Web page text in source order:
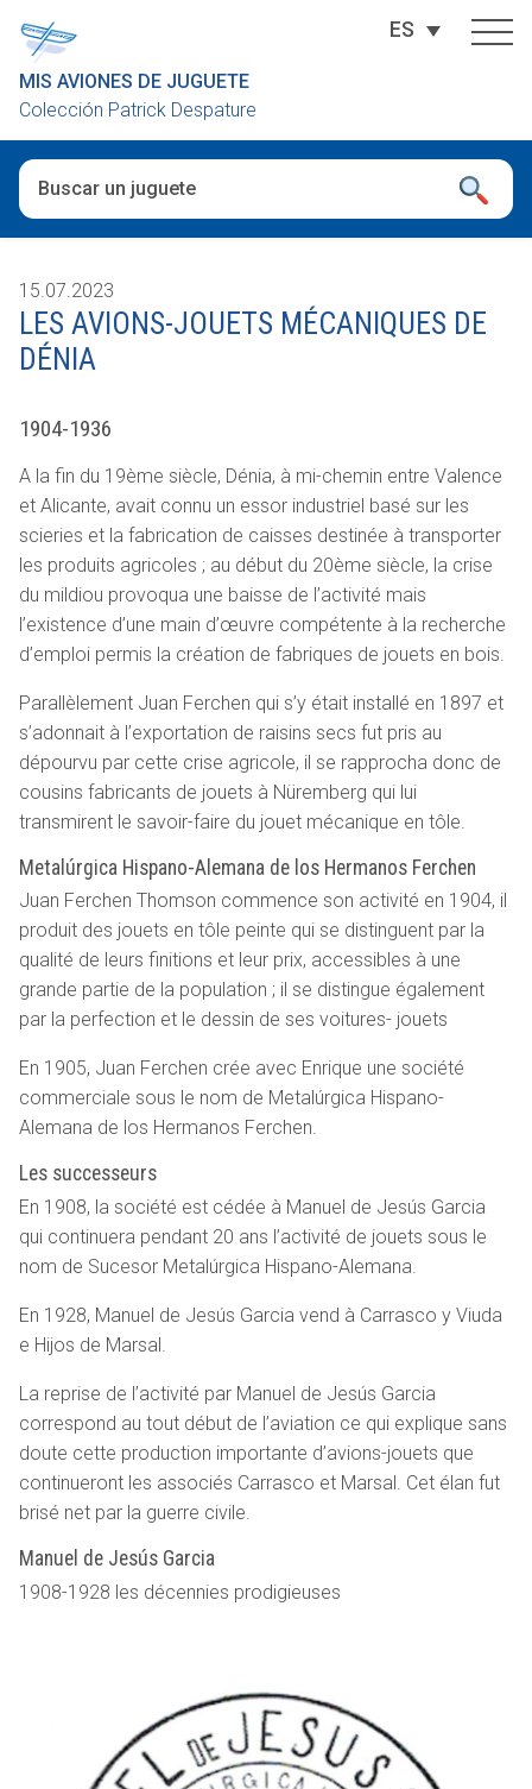
MIS AVIONES DE JUGUETE
Colección Patrick Despature
ES
15.07.2023
LES AVIONS-JOUETS MÉCANIQUES DE
DÉNIA
1904-1936
A la fin du 19ème siècle, Dénia, à mi-chemin entre Valence
et Alicante, avait connu un essor industriel basé sur les
scieries et la fabrication de caisses destinée à transporter
les produits agricoles ; au début du 20ème siècle, la crise
du mildiou provoqua une baisse de l’activité mais
l’existence d’une main d’œuvre compétente à la recherche
d’emploi permis la création de fabriques de jouets en bois.
Parallèlement Juan Ferchen qui s’y était installé en 1897 et
s’adonnait à l’exportation de raisins secs fut pris au
dépourvu par cette crise agricole, il se rapprocha donc de
cousins fabricants de jouets à Nüremberg qui lui
transmirent le savoir-faire du jouet mécanique en tôle.
Metalúrgica Hispano-Alemana de los Hermanos Ferchen
Juan Ferchen Thomson commence son activité en 1904, il
produit des jouets en tôle peinte qui se distinguent par la
qualité de leurs finitions et leur prix, accessibles à une
grande partie de la population ; il se distingue également
par la perfection et le dessin de ses voitures- jouets
En 1905, Juan Ferchen crée avec Enrique une société
commerciale sous le nom de Metalúrgica Hispano-
Alemana de los Hermanos Ferchen.
Les successeurs
En 1908, la société est cédée à Manuel de Jesús Garcia
qui continuera pendant 20 ans l’activité de jouets sous le
nom de Sucesor Metalúrgica Hispano-Alemana.
En 1928, Manuel de Jesús Garcia vend à Carrasco y Viuda
e Hijos de Marsal.
La reprise de l’activité par Manuel de Jesús Garcia
correspond au tout début de l’aviation ce qui explique sans
doute cette production importante d’avions-jouets que
continueront les associés Carrasco et Marsal. Cet élan fut
brisé net par la guerre civile.
Manuel de Jesús Garcia
1908-1928 les décennies prodigieuses